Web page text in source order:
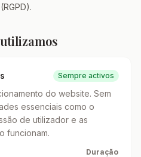
Sempre activos
do website. Sem
essenciais como o
de utilizador e as
funcionam.
Duração